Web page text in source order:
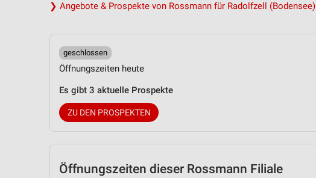
❯ Angebote & Prospekte von Rossmann für Radolfzell (Bodensee)
geschlossen
Öffnungszeiten heute
Es gibt 3 aktuelle Prospekte
ZU DEN PROSPEKTEN
Öffnungszeiten dieser Rossmann Filiale